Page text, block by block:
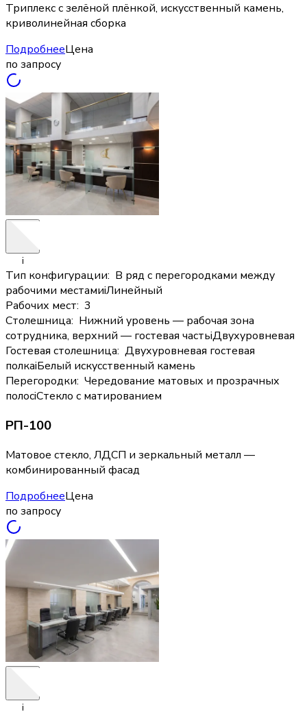
Триплекс с зелёной плёнкой, искусственный камень,
криволинейная сборка
ПодробнееЦена
по запросу
i
Тип конфигурации: В ряд с перегородками между
рабочими местамиiЛинейный
Рабочих мест: 3
Столешница: Нижний уровень — рабочая зона
сотрудника, верхний — гостевая частьiДвухуровневая
Гостевая столешница: Двухуровневая гостевая
полкаiБелый искусственный камень
Перегородки: Чередование матовых и прозрачных
полосiСтекло с матированием
РП-100
Матовое стекло, ЛДСП и зеркальный металл —
комбинированный фасад
ПодробнееЦена
по запросу
i